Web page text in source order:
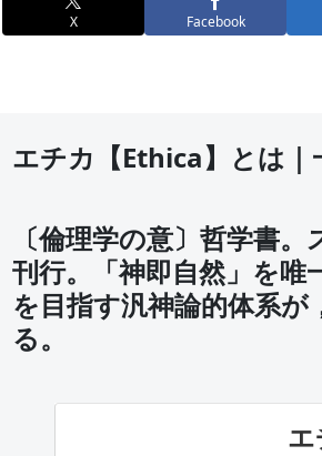
X Facebook
エチカ【Ethica】とは｜
〔倫理学の意〕哲学書
刊行。「神即自然」を
を目指す汎神論的体系
る。
エ